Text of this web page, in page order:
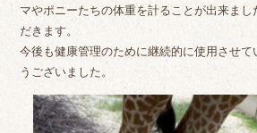
マやポニーたちの体重を計ることが出来ま
だきます。
今後も健康管理のために継続的に使用させて
うございました。